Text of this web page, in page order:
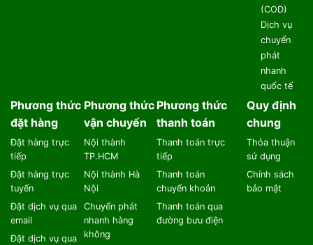
(COD)
Dịch vụ
chuyển
phát
nhanh
quốc tế
Phương thức
đặt hàng
Đặt hàng trực
tiếp
Đặt hàng trực
tuyến
Đặt dịch vụ qua
email
Đặt dịch vụ qua
Phương thức
vận chuyển
Nội thành
TP.HCM
Nội thành Hà
Nội
Chuyển phát
nhanh hàng
không
Phương thức
thanh toán
Thanh toán trực
tiếp
Thanh toán
chuyển khoản
Thanh toán qua
đường bưu điện
Quy định
chung
Thỏa thuận
sử dụng
Chính sách
bảo mật